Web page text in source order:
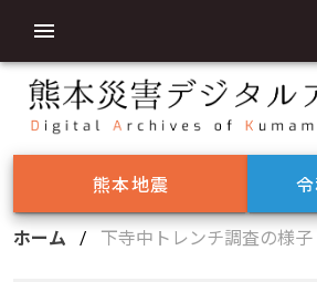
熊本地震
ホーム / 下寺中トレンチ調査の様子